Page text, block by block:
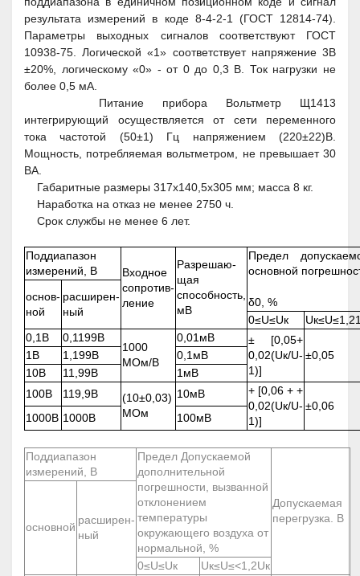
результата измерений в коде 8-4-2-1 (ГОСТ 12814-74).
Параметры выходных сигналов соответствуют ГОСТ
10938-75. Логической «1» соответствует напряжение 3В
±20%, логическому «0» - от 0 до 0,3 В. Ток нагрузки не
более 0,5 мА.
Питание прибора Вольтметр Щ1413
интегрирующий осуществляется от сети переменного
тока частотой (50±1) Гц напряжением (220±22)В.
Мощность, потребляемая вольтметром, не превышает 30
ВА.
Габаритные размеры 317x140,5x305 мм; масса 8 кг.
Наработка на отказ не менее 2750 ч.
Срок службы не менее 6 лет.
Поддиапазон
измерений, В
Входное
сопротив-
ление
Разрешаю-
щая
способность,
мВ
Предел
основной
δ0 , %
основ-
ной
расширен-
ный
0≤U≤Uк Uк
0,1В
0,1199В
1000
МОм/В
0,01мВ
± [0,05+
0,02(Uк/U-
1)]
±0,05
1В 1,199В
0,1мВ
10В
11,99В
1мВ
100В
119,9В
(10±0,03)
МОм
10мВ
+ [0,06 + +
0,02(Uк/U-
1)]
±0,06
1000В 1000В 100мВ
Поддиапазон
измерений, В
Предел Допускаемой
дополнительной
погрешности, вызванной
отклонением
температуры
окружающего воздуха от
нормальной, %
Допускаемая
перегрузка. В
основной
расширен-
ный
0≤U≤Uк Uк≤U≤<1,2Uк